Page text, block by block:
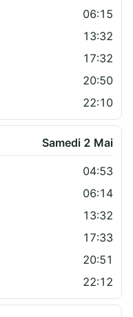
06:15
13:32
17:32
20:50
22:10
Samedi 2 Mai
04:53
06:14
13:32
17:33
20:51
22:12